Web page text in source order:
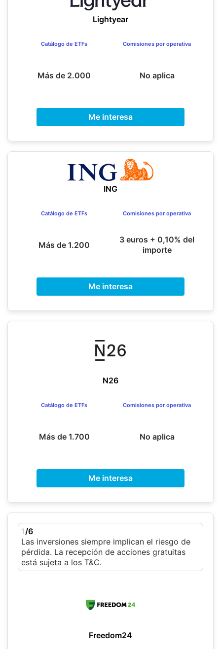
Lightyear
Catálogo de ETFs
Más de 2.000
Comisiones por operativa
No aplica
Me interesa
ING
Catálogo de ETFs
Más de 1.200
Comisiones por operativa
3 euros + 0,10% del
importe
Me interesa
N26
Catálogo de ETFs
Más de 1.700
Comisiones por operativa
No aplica
Me interesa
1/6
Las inversiones siempre implican el riesgo de
pérdida. La recepción de acciones gratuitas
está sujeta a los T&C.
Freedom24